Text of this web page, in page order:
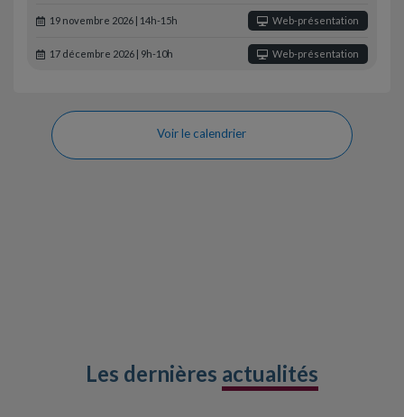
19 novembre 2026 | 14h-15h Web-présentation
17 décembre 2026 | 9h-10h Web-présentation
Voir le calendrier
Les dernières actualités